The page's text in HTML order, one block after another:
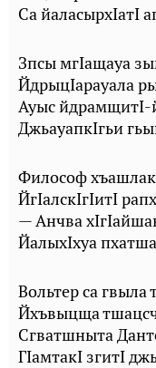
Са йаласырхIатI
Зпсы мгIащауа
ЙдрыцIарауала
Ауыс
ДжьауапкIгьи
Философ
ЙгIалскIгIитI
— Анчва
ЙалыхIхуа
Вольтер са
Йхъвыцща
Сгватшныта
ГIамтакI згитI